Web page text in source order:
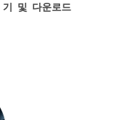
기 및 다운로드